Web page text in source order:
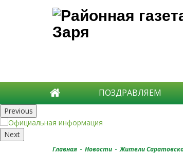
ПОЗДРАВЛЯЕМ
Previous
Next
Главная - Новости - Жители